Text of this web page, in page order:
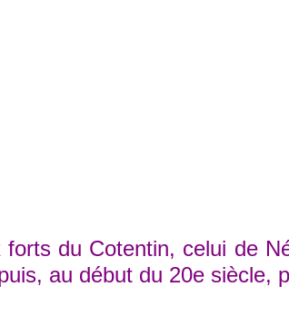
du Cotentin, celui de
au début du 20e